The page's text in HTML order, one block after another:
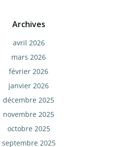
Archives
avril 2026
mars 2026
février 2026
janvier 2026
décembre 2025
novembre 2025
octobre 2025
septembre 2025